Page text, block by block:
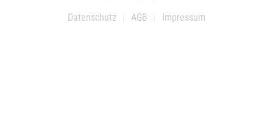
Datenschutz AGB Impressum